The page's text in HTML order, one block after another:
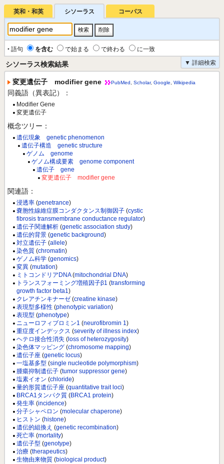
英和・和英 シソーラス コーパス
‣ 語句 を含む で始まる で終わる
に一致
▼ 詳細検索
シソーラス検索結果
変更遺伝子 modifier gene PubMed Scholar, Google Wikipedia
同義語（異表記）：
Modifier Gene
変更遺伝子
概念ツリー：
遺伝現象 genetic phenomenon
遺伝子構造 genetic structure
ゲノム genome
ゲノム構成要素 genome component
遺伝子 gene
変更遺伝子 modifier gene
関連語：
浸透率 (penetrance)
嚢胞性線維症膜コンダクタンス制御因子 (cystic
fibrosis transmembrane conductance regulator)
遺伝子関連解析 (genetic association study)
遺伝的背景 (genetic background)
対立遺伝子 (allele)
染色質 (chromatin)
ゲノム科学 (genomics)
変異 (mutation)
ミトコンドリアDNA(mitochondrial DNA)
トランスフォーミング増殖因子β1 (transforming
growth factor beta1)
クレアチンキナーゼ (creatine kinase)
表現型多様性 (phenotypic variation)
表現型 (phenotype)
ニューロフィブロミン1 (neurofibromin 1)
重症度インデックス (severity of illness index)
ヘテロ接合性消失 ( loss of heterozygosity)
染色体マッピング (chromosome mapping)
遺伝子座 (genetic locus)
一塩基多型 (single nucleotide polymorphism)
腫瘍抑制遺伝子 (tumor suppressor gene)
塩素イオン (chloride)
量的形質遺伝子座 (quantitative trait loci)
BRCA1タンパク質 (BRCA1 protein)
発生率 (incidence)
分子シャペロン (molecular chaperone)
ヒストン (histone)
遺伝的組換え (genetic recombination)
死亡率 (mortality)
遺伝子型 (genotype)
治療 (therapeutics)
生物由来物質 (biological product)